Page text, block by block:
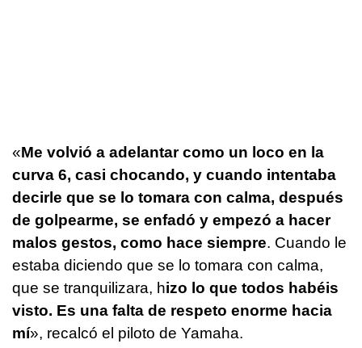
«Me volvió a adelantar como un loco en la
curva 6, casi chocando, y cuando intentaba
decirle que se lo tomara con calma, después
de golpearme, se enfadó y empezó a hacer
malos gestos, como hace siempre. Cuando le
estaba diciendo que se lo tomara con calma,
que se tranquilizara, hizo lo que todos habéis
visto. Es una falta de respeto enorme hacia
mí», recalcó el piloto de Yamaha.